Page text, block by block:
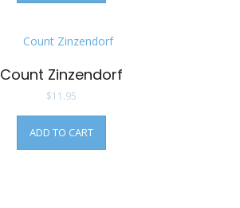
Count Zinzendorf
$11.95
ADD TO CART